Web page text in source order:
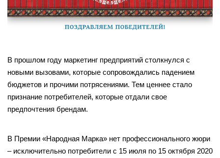
В прошлом году маркетинг предприятий столкнулся с
новыми вызовами, которые сопровождались падением
бюджетов и прочими потрясениями. Тем ценнее стало
признание потребителей, которые отдали свое
предпочтения брендам.
В Премии «Народная Марка» нет профессионального жюри
– исключительно потребители с 15 июля по 15 октября 2020